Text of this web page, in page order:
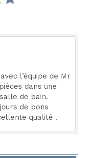
l’équipe de Mr
dans une
de bain.
de bons
qualité .